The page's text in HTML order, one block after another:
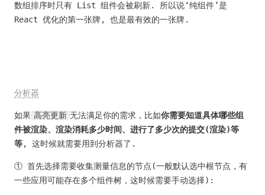
数组排序时只有 List 组件会被刷新. 所以说‘纯组件’是
React 优化的第一张牌, 也是最有效的一张牌.
分析器
如果 高亮更新 无法满足你的需求，比如你需要知道具体哪些组
件被渲染、渲染消耗多少时间、进行了多少次的提交(渲染)等
等, 这时候就需要用到分析器了.
① 首先选择需要收集测量信息的节点(一般默认选中根节点，有
一些应用可能存在多个组件树，这时候需要手动选择):